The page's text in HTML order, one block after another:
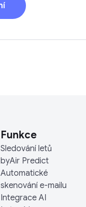
Funkce
Sledování letů
byAir Predict
Automatické
skenování e-mailu
Integrace AI